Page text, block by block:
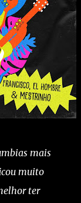
mais
muito
ter